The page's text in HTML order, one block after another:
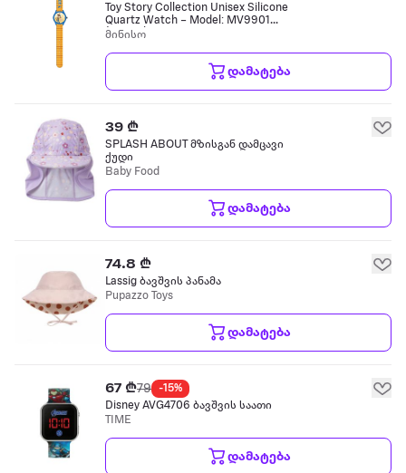
Toy Story Collection Unisex Silicone
Quartz Watch – Model: MV9901
(Woody) საბავშვო საათი
მინისო
დამატება
39 ₾
SPLASH ABOUT მზისგან დამცავი
ქუდი
Baby Food
დამატება
74.8 ₾
Lassig ბავშვის პანამა
Pupazzo Toys
დამატება
67 ₾79
-15%
Disney AVG4706 ბავშვის საათი
TIME
დამატება